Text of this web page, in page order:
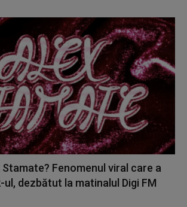
Fenomenul viral care a
dezbătut la matinalul Digi FM